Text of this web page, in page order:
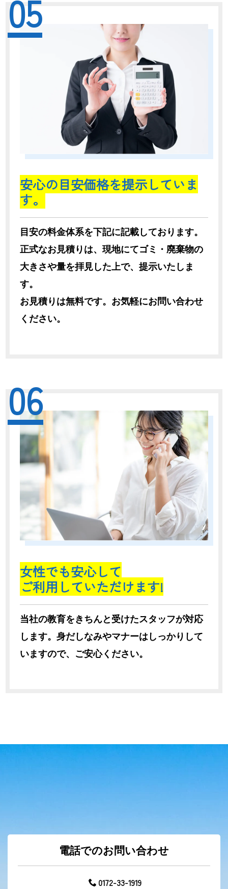
安心の目安価格を提示していま
す。
目安の料金体系を下記に記載しております。
正式なお見積りは、現地にてゴミ・廃棄物の
大きさや量を拝見した上で、提示いたしま
す。
お見積りは無料です。お気軽にお問い合わせ
ください。
05
女性でも安心して
ご利用していただけます!
当社の教育をきちんと受けたスタッフが対応
します。身だしなみやマナーはしっかりして
いますので、ご安心ください。
06
電話でのお問い合わせ
0172-33-1919